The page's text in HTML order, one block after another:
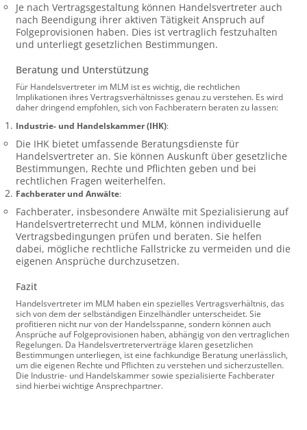
Je nach Vertragsgestaltung können Handelsvertreter auch
nach Beendigung ihrer aktiven Tätigkeit Anspruch auf
Folgeprovisionen haben. Dies ist vertraglich festzuhalten
und unterliegt gesetzlichen Bestimmungen.
Beratung und Unterstützung
Für Handelsvertreter im MLM ist es wichtig, die rechtlichen
Implikationen ihres Vertragsverhältnisses genau zu verstehen. Es wird
daher dringend empfohlen, sich von Fachberatern beraten zu lassen:
Industrie- und Handelskammer (IHK):
Die IHK bietet umfassende Beratungsdienste für
Handelsvertreter an. Sie können Auskunft über gesetzliche
Bestimmungen, Rechte und Pflichten geben und bei
rechtlichen Fragen weiterhelfen.
Fachberater und Anwälte:
Fachberater, insbesondere Anwälte mit Spezialisierung auf
Handelsvertreterrecht und MLM, können individuelle
Vertragsbedingungen prüfen und beraten. Sie helfen
dabei, mögliche rechtliche Fallstricke zu vermeiden und die
eigenen Ansprüche durchzusetzen.
Fazit
Handelsvertreter im MLM haben ein spezielles Vertragsverhältnis, das
sich von dem der selbständigen Einzelhändler unterscheidet. Sie
profitieren nicht nur von der Handelsspanne, sondern können auch
Ansprüche auf Folgeprovisionen haben, abhängig von den vertraglichen
Regelungen. Da Handelsvertreterverträge klaren gesetzlichen
Bestimmungen unterliegen, ist eine fachkundige Beratung unerlässlich,
um die eigenen Rechte und Pflichten zu verstehen und sicherzustellen.
Die Industrie- und Handelskammer sowie spezialisierte Fachberater
sind hierbei wichtige Ansprechpartner.